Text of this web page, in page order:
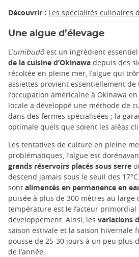
Découvrir : Les spécialités culinaires
Une algue d’élevage
L’umibudô est un ingrédient
de la cuisine d’Okinawa depuis des
récoltée en pleine mer, l’algue qui
assiettes provient essentiellement de
l’occupation américaine à Okinawa
locale a développé une méthode de
dans des fermes spécialisées ; la
optimale quels que soient les aléas
Les tentatives de culture en pleine
problématiques, l’algue est
grands réservoirs placés sous serre
descend jamais sous le seuil des
sont alimentés en permanence en
puisée à plus de 300 mètres au large
température est le facteur primordial
développement. Ainsi, les variations
saison estivale et la saison hivernale
pousse de 25-30 jours à un peu plus
de l’année.